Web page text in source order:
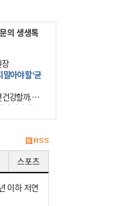
의 생생톡
아야 할 ‘균
건강할까. 요
빠지지 않는
헬스장을 다니
스포츠
이하 저연